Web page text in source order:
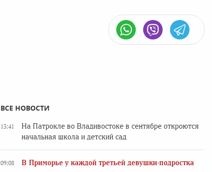
ВСЕ НОВОСТИ
13:41
На Патрокле во Владивостоке в сентябре откроются
начальная школа и детский сад
09:08
В Приморье у каждой третьей девушки-подростка